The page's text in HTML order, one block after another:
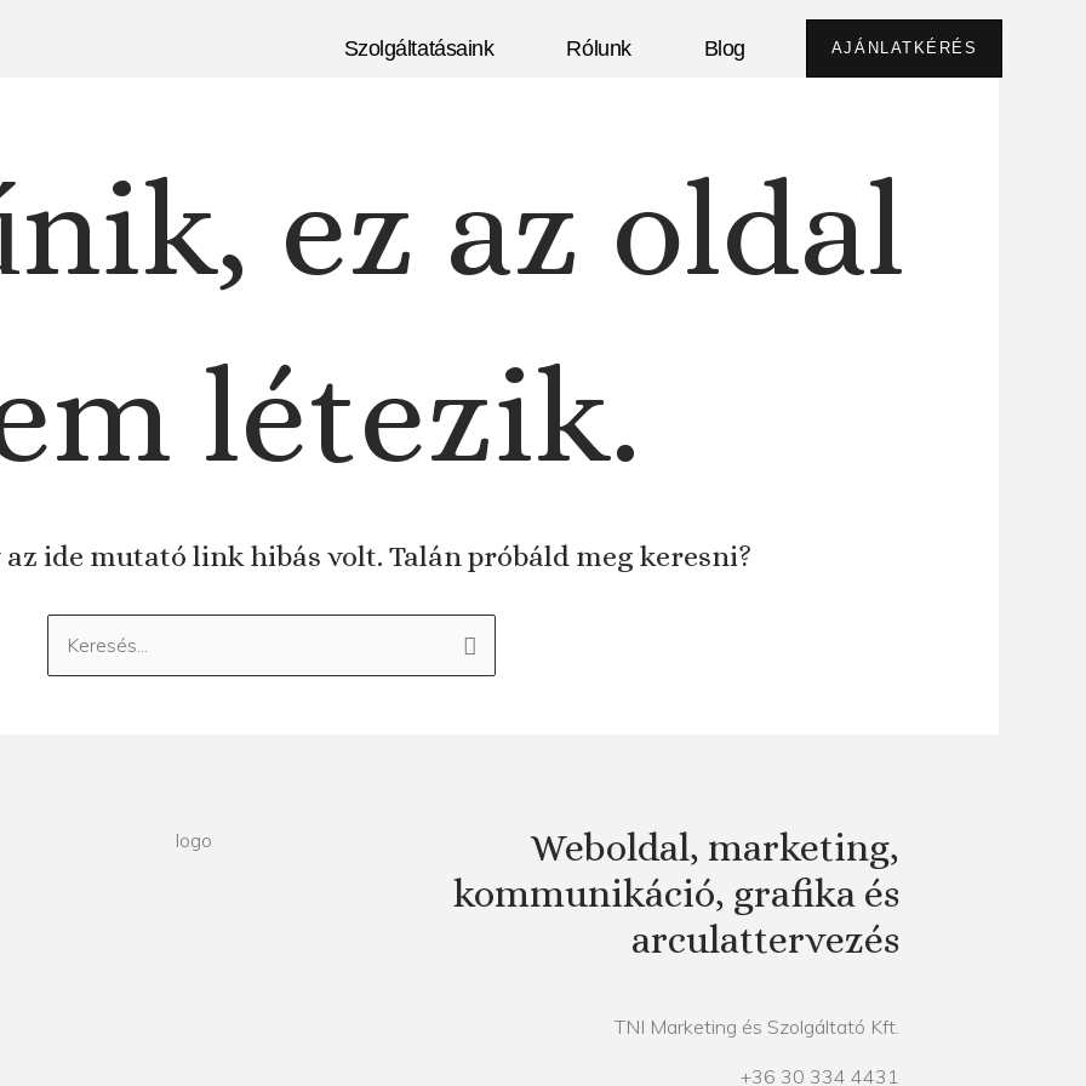
Szolgáltatásaink Rólunk Blog AJÁNLATKÉRÉS
ez az oldal
létezik.
ide mutató link hibás volt. Talán próbáld meg keresni?
Keresés:
Weboldal, marketing,
kommunikáció, grafika és
arculattervezés
TNI Marketing és Szolgáltató Kft.
+36 30 334 4431